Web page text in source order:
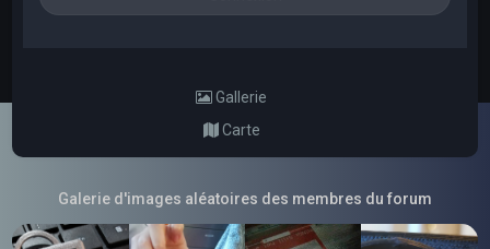
Gallerie
Carte
Galerie d'images aléatoires des membres du forum